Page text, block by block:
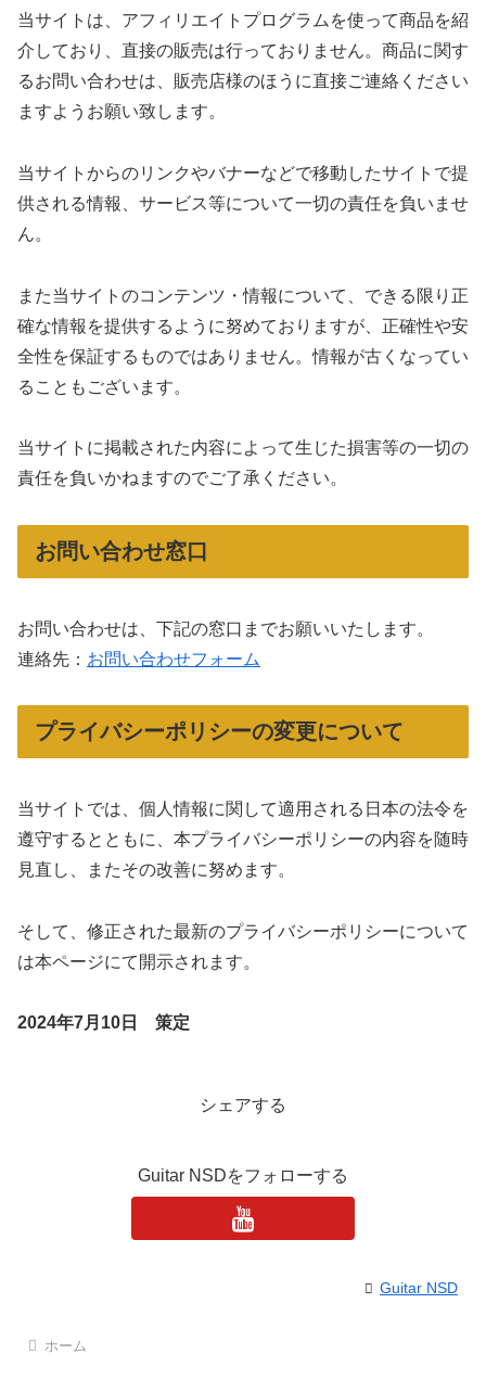
当サイトは、アフィリエイトプログラムを使って商品を紹
介しており、直接の販売は行っておりません。商品に関す
るお問い合わせは、販売店様のほうに直接ご連絡ください
ますようお願い致します。
当サイトからのリンクやバナーなどで移動したサイトで提
供される情報、サービス等について一切の責任を負いませ
ん。
また当サイトのコンテンツ・情報について、できる限り正
確な情報を提供するように努めておりますが、正確性や安
全性を保証するものではありません。情報が古くなってい
ることもございます。
当サイトに掲載された内容によって生じた損害等の一切の
責任を負いかねますのでご了承ください。
お問い合わせ窓口
お問い合わせは、下記の窓口までお願いいたします。
連絡先： お問い合わせフォーム
プライバシーポリシーの変更について
当サイトでは、個人情報に関して適用される日本の法令を
遵守するとともに、本プライバシーポリシーの内容を随時
見直し、またその改善に努めます。
そして、修正された最新のプライバシーポリシーについて
は本ページにて開示されます。
2024年7月10日 策定
シェアする
Guitar NSDをフォローする
Guitar NSD
ホーム